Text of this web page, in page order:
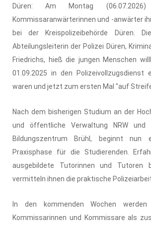
Düren: Am Montag
Kommissaranwärterinnen und -anwärter
bei der Kreispolizeibehörde Düren.
Abteilungsleiterin der Polizei Düren,
Friedrichs, hieß die jungen Menschen
01.09.2025 in den Polizeivollzugsdienst
waren und jetzt zum ersten Mal "auf
Nach dem bisherigen Studium an der
und öffentliche Verwaltung NRW und
Bildungszentrum Brühl, beginnt nun
Praxisphase für die Studierenden.
ausgebildete Tutorinnen und Tutoren
vermitteln ihnen die praktische Polizeiarbeit
In den kommenden Wochen werden
Kommissarinnen und Kommissare als